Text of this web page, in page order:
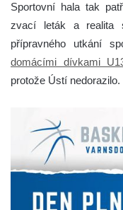
Sportovní hala tak
zvací leták a realita
přípravného utkání
domácími dívkami
protože Ústí nedorazilo.